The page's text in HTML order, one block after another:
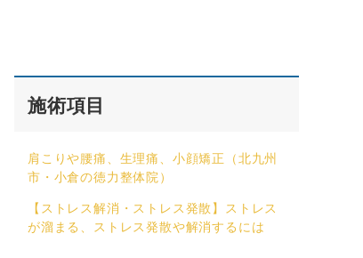
施術項目
肩こりや腰痛、生理痛、小顔矯正（北九州
市・小倉の徳力整体院）
【ストレス解消・ストレス発散】ストレス
が溜まる、ストレス発散や解消するには